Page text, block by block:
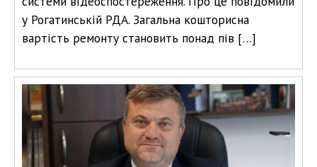
у Рогатинській РДА. Загальна кошторисна
вартість ремонту становить понад пів […]